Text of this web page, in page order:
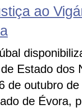
ao
Estado dos
de outubro
de Évora,